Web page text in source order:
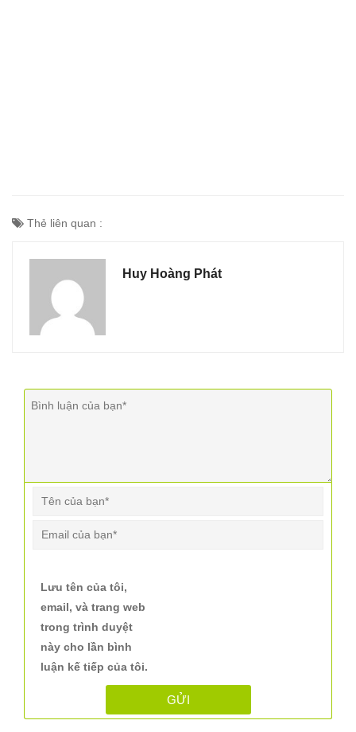
Thẻ liên quan :
Huy Hoàng Phát
Lưu tên của tôi,
email, và trang web
trong trình duyệt
này cho lần bình
luận kế tiếp của tôi.